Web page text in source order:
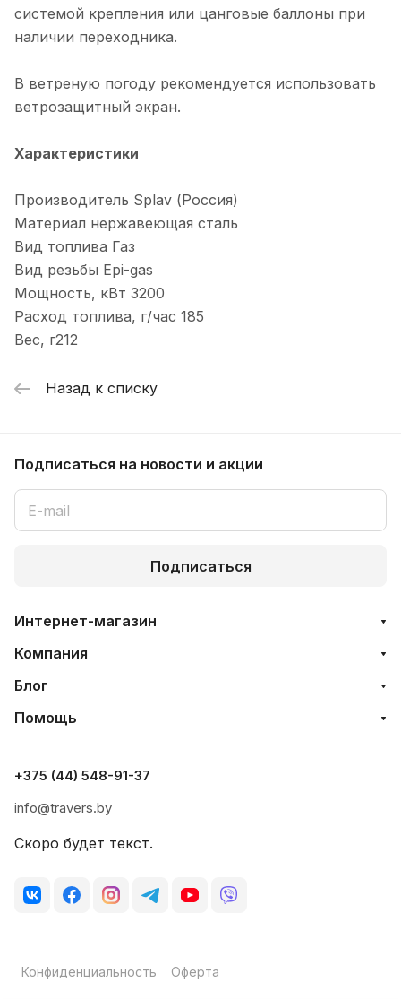
системой крепления или цанговые баллоны при
наличии переходника.
В ветреную погоду рекомендуется использовать
ветрозащитный экран.
Характеристики
Производитель Splav (Россия)
Материал нержавеющая сталь
Вид топлива Газ
Вид резьбы Epi-gas
Мощность, кВт 3200
Расход топлива, г/час 185
Вес, г212
Назад к списку
Подписаться на новости и акции
Подписаться
Интернет-магазин
Компания
Блог
Помощь
+375 (44) 548-91-37
info@travers.by
Скоро будет текст.
Конфиденциальность Оферта